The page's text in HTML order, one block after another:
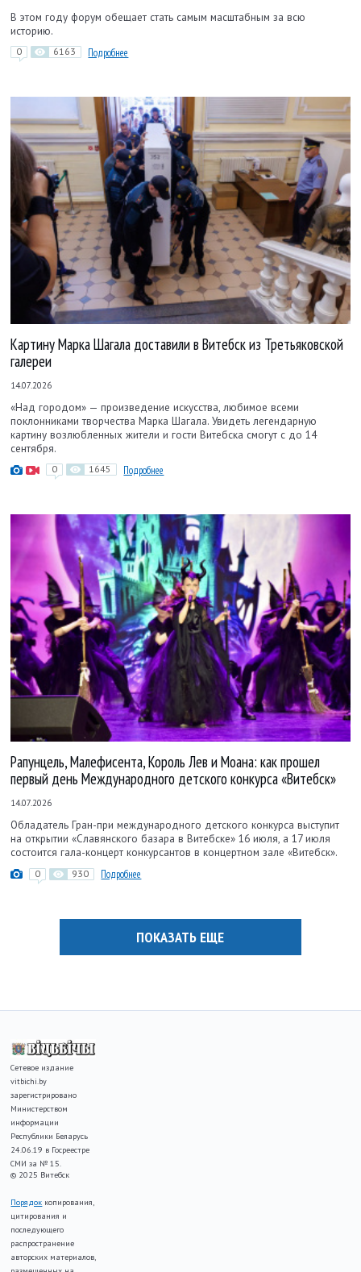
В этом году форум обещает стать самым масштабным за всю
историю.
0 6163 Подробнее
Картину Марка Шагала доставили в Витебск из Третьяковской
галереи
14.07.2026
«Над городом» — произведение искусства, любимое всеми
поклонниками творчества Марка Шагала. Увидеть легендарную
картину возлюбленных жители и гости Витебска смогут с до 14
сентября.
0 1645 Подробнее
Рапунцель, Малефисента, Король Лев и Моана: как прошел
первый день Международного детского конкурса «Витебск»
14.07.2026
Обладатель Гран-при международного детского конкурса выступит
на открытии «Славянского базара в Витебске» 16 июля, а 17 июля
состоится гала-концерт конкурсантов в концертном зале «Витебск».
0 930 Подробнее
ПОКАЗАТЬ ЕЩЕ
Сетевое издание
vitbichi.by
зарегистрировано
Министерством
информации
Республики Беларусь
24.06.19 в Госреестре
СМИ за № 15.
© 2025 Витебск
Порядок копирования,
цитирования и
последующего
распространение
авторских материалов,